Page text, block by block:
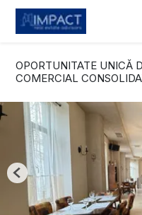
OPORTUNITATE UNICĂ
COMERCIAL
Previous